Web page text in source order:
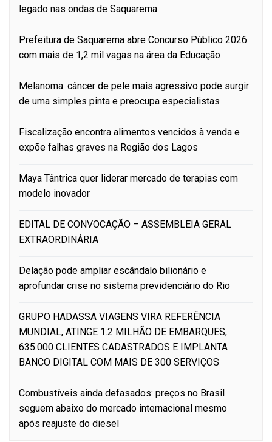
legado nas ondas de Saquarema
Prefeitura de Saquarema abre Concurso Público 2026
com mais de 1,2 mil vagas na área da Educação
Melanoma: câncer de pele mais agressivo pode surgir
de uma simples pinta e preocupa especialistas
Fiscalização encontra alimentos vencidos à venda e
expõe falhas graves na Região dos Lagos
Maya Tântrica quer liderar mercado de terapias com
modelo inovador
EDITAL DE CONVOCAÇÃO – ASSEMBLEIA GERAL
EXTRAORDINÁRIA
Delação pode ampliar escândalo bilionário e
aprofundar crise no sistema previdenciário do Rio
GRUPO HADASSA VIAGENS VIRA REFERÊNCIA
MUNDIAL, ATINGE 1.2 MILHÃO DE EMBARQUES,
635.000 CLIENTES CADASTRADOS E IMPLANTA
BANCO DIGITAL COM MAIS DE 300 SERVIÇOS
Combustíveis ainda defasados: preços no Brasil
seguem abaixo do mercado internacional mesmo
após reajuste do diesel